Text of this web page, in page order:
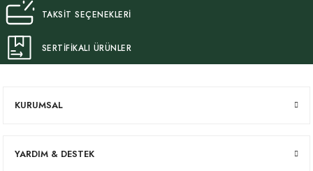
TAKSİT SEÇENEKLERİ
SERTİFİKALI ÜRÜNLER
KURUMSAL
YARDIM & DESTEK